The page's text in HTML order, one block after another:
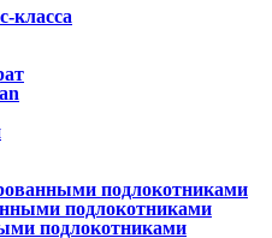
класса
подлокотниками
подлокотниками
подлокотниками